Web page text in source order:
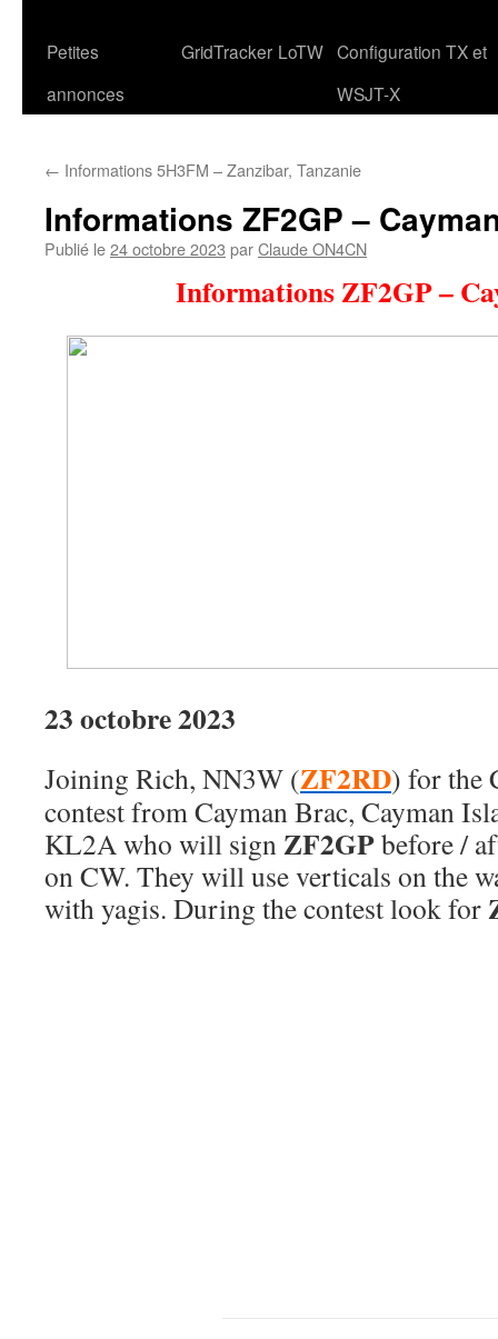
Petites
annonces
GridTracker LoTW Configuration TX et
WSJT-X
← Informations 5H3FM – Zanzibar, Tanzanie
Informations ZF2GP –
Publié le24 octobre 2023 parClaude ON4CN
Informations ZF2GP –
23 octobre 2023
Joining Rich, NN3W (ZF2RD) for the
contest from Cayman Brac, Cayman
KL2A who will signZF2GPbefore /
on CW. They will use verticals on the
with yagis. During the contest look for